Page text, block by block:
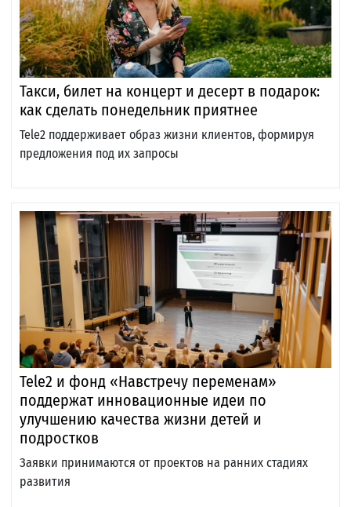
Такси, билет на концерт и десерт в подарок:
как сделать понедельник приятнее
Tele2 поддерживает образ жизни клиентов, формируя
предложения под их запросы
Tele2 и фонд «Навстречу переменам»
поддержат инновационные идеи по
улучшению качества жизни детей и
подростков
Заявки принимаются от проектов на ранних стадиях
развития